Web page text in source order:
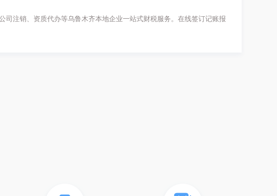
注销、资质代办等乌鲁木齐本地企业一站式财税服务。在线签订记账报